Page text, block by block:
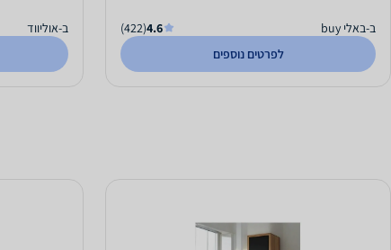
ב-באלי buy 4.6
(422)
לפרטים נוספים
ב-אוליווד